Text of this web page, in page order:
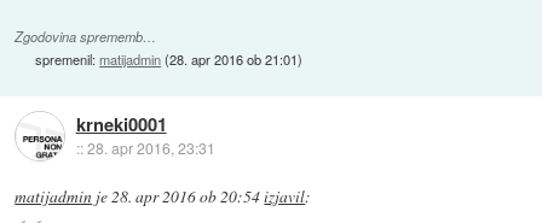
Zgodovina sprememb…
spremenil:matijadmin(28. apr 2016 ob 21:01)
krneki0001
::28. apr 2016, 23:31
matijadmin je 28. apr 2016 ob 20:54izjavil: